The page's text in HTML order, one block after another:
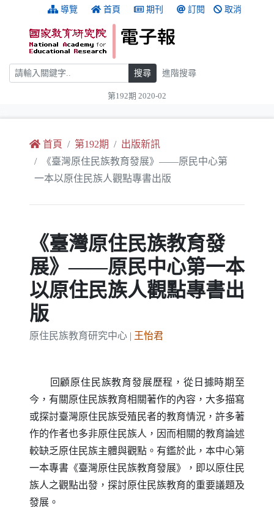
跳到主要內容 導覽 首頁 期刊 訂閱 取消
搜尋 搜尋 進階搜尋
第192期 2020-02
首頁 第192期
出版新訊
《臺灣原住民族教育發展》——原民中心第
一本以原住民族人觀點專書出版
《臺灣原住民族教育發
展》——原民中心第一本
以原住民族人觀點專書出
版
原住民族教育研究中心 | 王怡君
回顧原住民族教育發展歷程，從日據時期至
今，有關原住民族教育相關著作的內容，大多描寫
或探討臺灣原住民族受殖民者的教育情況，許多著
作的作者也多非原住民族人，因而相關的教育論述
較缺乏原住民族主體與觀點。有鑑於此，本中心第
一本專書《臺灣原住民族教育發展》，即以原住民
族人之觀點出發，探討原住民族教育的重要議題及
發展。